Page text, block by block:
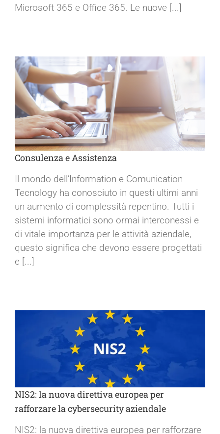
Microsoft 365 e Office 365. Le nuove [...]
Consulenza e Assistenza
Consulenza e Assistenza
Il mondo dell’Information e Comunication
Tecnology ha conosciuto in questi ultimi anni
un aumento di complessità repentino. Tutti i
sistemi informatici sono ormai interconessi e
di vitale importanza per le attività aziendale,
questo significa che devono essere progettati
e [...]
NIS2: la nuova direttiva europea per
rafforzare la cybersecurity aziendale
NIS2: la nuova direttiva europea per rafforzare